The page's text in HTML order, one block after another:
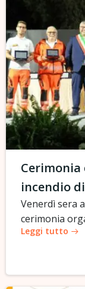
incendio
Venerdì sera
cerimonia
Leggi tutto